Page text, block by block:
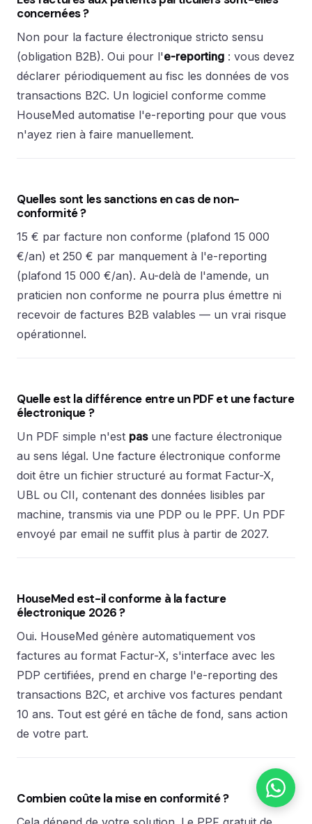
concernées ?
Non pour la facture électronique stricto sensu
(obligation B2B). Oui pour l'e-reporting : vous devez
déclarer périodiquement au fisc les données de vos
transactions B2C. Un logiciel conforme comme
HouseMed automatise l'e-reporting pour que vous
n'ayez rien à faire manuellement.
Quelles sont les sanctions en cas de non-
conformité ?
15 € par facture non conforme (plafond 15 000
€/an) et 250 € par manquement à l'e-reporting
(plafond 15 000 €/an). Au-delà de l'amende, un
praticien non conforme ne pourra plus émettre ni
recevoir de factures B2B valables — un vrai risque
opérationnel.
Quelle est la différence entre un PDF et une facture
électronique ?
Un PDF simple n'est pasune facture électronique
au sens légal. Une facture électronique conforme
doit être un fichier structuré au format Factur-X,
UBL ou CII, contenant des données lisibles par
machine, transmis via une PDP ou le PPF. Un PDF
envoyé par email ne suffit plus à partir de 2027.
HouseMed est-il conforme à la facture
électronique 2026 ?
Oui. HouseMed génère automatiquement vos
factures au format Factur-X, s'interface avec les
PDP certifiées, prend en charge l'e-reporting des
transactions B2C, et archive vos factures pendant
10 ans. Tout est géré en tâche de fond, sans action
de votre part.
Combien coûte la mise en conformité ?